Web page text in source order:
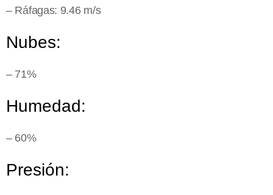
– Ráfagas: 9.46 m/s
Nubes:
– 71%
Humedad:
– 60%
Presión: